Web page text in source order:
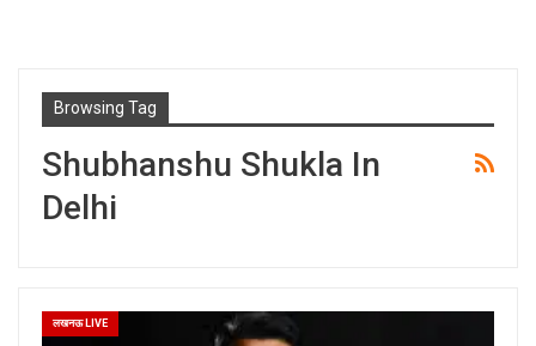
Browsing Tag
Shubhanshu Shukla In
Delhi
लखनऊ LIVE